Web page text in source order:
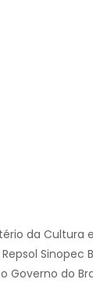
da Cultura
Sinopec
Governo do